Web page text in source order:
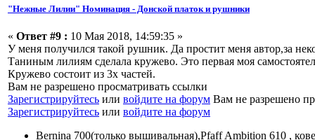
"Нежные Лилии" Номинация - Донской платок и рушники
« Ответ #9 : 10 Мая 2018, 14:59:35 »
У меня получился такой рушник. Да простит меня автор,за
Таниным лилиям сделала кружево. Это первая моя
Кружево состоит из 3х частей.
Вам не разрешено просматривать ссылки
Зарегистрируйтесь или войдите на форум Вам не разрешено
Зарегистрируйтесь или войдите на форум
Bernina 700(только вышивальная),Pfaff Ambition 610 ,